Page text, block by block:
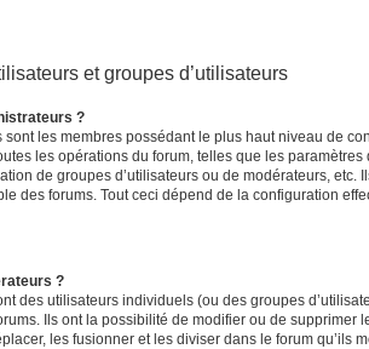
et groupes d’utilisateurs
?
sont les membres possédant le plus haut niveau de
les opérations du forum, telles que les
de groupes d’utilisateurs ou de modérateurs, etc.
des forums. Tout ceci dépend de la configuration
?
des utilisateurs individuels (ou des groupes
Ils ont la possibilité de modifier ou de supprimer
les fusionner et les diviser dans le forum qu’ils